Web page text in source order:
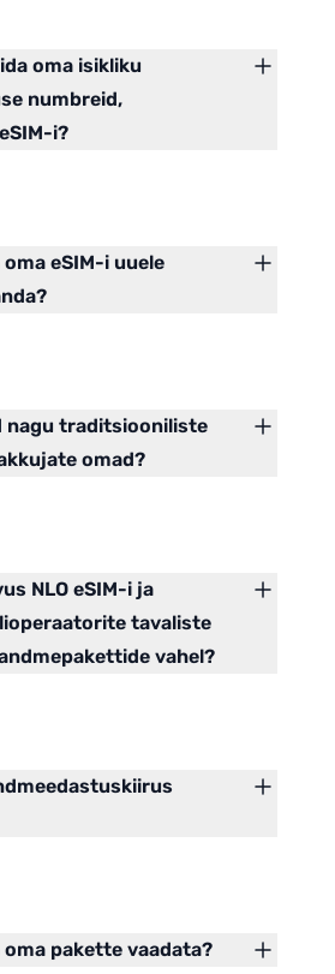
oma isikliku
numbreid,
i?
eSIM-i uuele
nagu traditsiooniliste
omad?
NLO eSIM-i ja
tavaliste
vahel?
oma pakette vaadata?